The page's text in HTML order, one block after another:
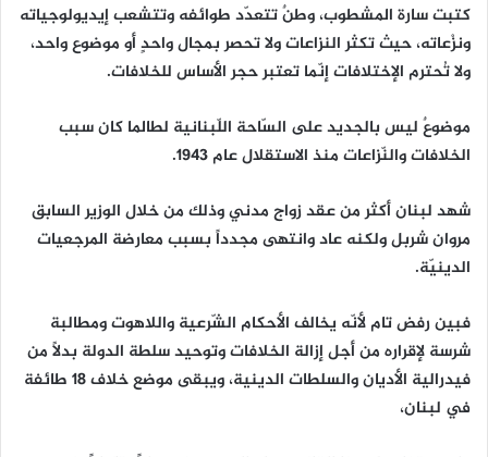
كتبت سارة المشطوب، وطنٌ تتعدّد طوائفه وتتشعب إيديولوجياته
ونزْعاته، حيث تكثر النزاعات ولا تحصر بمجال واحدٍ أو موضوع واحد،
ولا تُحترم الإختلافات إنّما تعتبر حجر الأساس للخلافات.
موضوعٌ ليس بالجديد على السّاحة اللّبنانية لطالما كان سبب
الخلافات والنّزاعات منذ الاستقلال عام ١٩٤٣.
شهد لبنان أكثر من عقد زواج مدني وذلك من خلال الوزير السابق
مروان شربل ولكنه عاد وانتهى مجدداً بسبب معارضة المرجعيات
الدينيّة.
فبين رفض تام لأنّه يخالف الأحكام الشّرعية واللاهوت ومطالبة
شرسة لإقراره من أجل إزالة الخلافات وتوحيد سلطة الدولة بدلاً من
فيدرالية الأديان والسلطات الدينية، ويبقى موضع خلاف ١٨ طائفة
في لبنان،